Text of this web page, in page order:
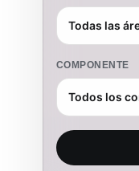
COMPONENTE